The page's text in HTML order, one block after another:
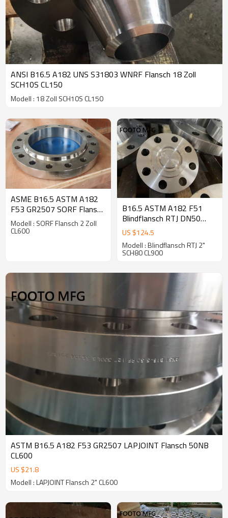
ANSI B16.5 A182 UNS S31803 WNRF Flansch 18 Zoll
SCH10S CL150
Modell : 18 Zoll SCH10S CL150
ASME B16.5 ASTM A182
F53 GR2507 SORF Flansch
2 Zoll CL600
Modell : SORF Flansch 2 Zoll
CL600
B16.5 ASTM A182 F51
Blindflansch RTJ DN50
SCH80 CL900
US $124.5
Modell : Blindflansch RTJ 2"
SCH80 CL900
ASTM B16.5 A182 F53 GR2507 LAPJOINT Flansch 50NB
CL600
US $21.8
Modell : LAPJOINT Flansch 2" CL600